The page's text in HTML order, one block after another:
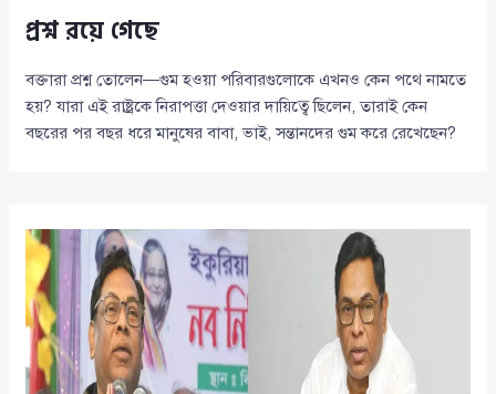
প্রশ্ন রয়ে গেছে
বক্তারা প্রশ্ন তোলেন—গুম হওয়া পরিবারগুলোকে এখনও কেন পথে নামতে
হয়? যারা এই রাষ্ট্রকে নিরাপত্তা দেওয়ার দায়িত্বে ছিলেন, তারাই কেন
বছরের পর বছর ধরে মানুষের বাবা, ভাই, সন্তানদের গুম করে রেখেছেন?